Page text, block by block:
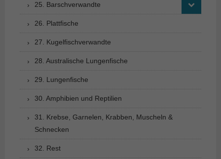
25. Barschverwandte
26. Plattfische
27. Kugelfischverwandte
28. Australische Lungenfische
29. Lungenfische
30. Amphibien und Reptilien
31. Krebse, Garnelen, Krabben, Muscheln &
Schnecken
32. Rest